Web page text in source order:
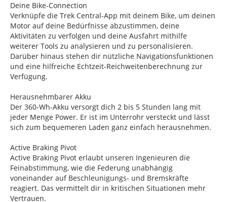
Deine Bike-Connection
Verknüpfe die Trek Central-App mit deinem Bike, um deinen
Motor auf deine Bedürfnisse abzustimmen, deine
Aktivitäten zu verfolgen und deine Ausfahrt mithilfe
weiterer Tools zu analysieren und zu personalisieren.
Darüber hinaus stehen dir nützliche Navigationsfunktionen
und eine hilfreiche Echtzeit-Reichweitenberechnung zur
Verfügung.
Herausnehmbarer Akku
Der 360-Wh-Akku versorgt dich 2 bis 5 Stunden lang mit
jeder Menge Power. Er ist im Unterrohr versteckt und lässt
sich zum bequemeren Laden ganz einfach herausnehmen.
Active Braking Pivot
Active Braking Pivot erlaubt unseren Ingenieuren die
Feinabstimmung, wie die Federung unabhängig
voneinander auf Beschleunigungs- und Bremskräfte
reagiert. Das vermittelt dir in kritischen Situationen mehr
Vertrauen.